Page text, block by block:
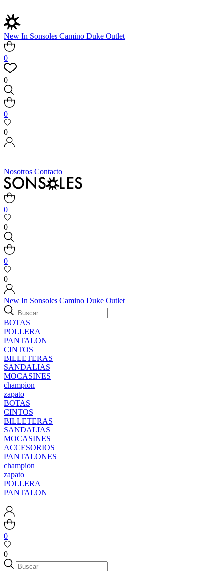
New In Sonsoles Camino Duke Outlet
0
0
0
0
Nosotros Contacto
0
0
0
0
New In Sonsoles Camino Duke Outlet
BOTAS
POLLERA
PANTALON
CINTOS
BILLETERAS
SANDALIAS
MOCASINES
champion
zapato
BOTAS
CINTOS
BILLETERAS
SANDALIAS
MOCASINES
ACCESORIOS
PANTALONES
champion
zapato
POLLERA
PANTALON
0
0